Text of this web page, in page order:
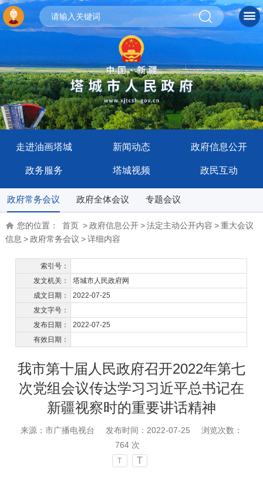
走进油画塔城 新闻动态 政府信息公开
政务服务 塔城视频 政民互动
政府常务会议 政府全体会议 专题会议
您的位置： 首页 >政府信息公开>法定主动公开内容 >重大会议
信息 >政府常务会议 >详细内容
索引号：
发文机关：
塔城市人民政府网
成文日期：
2022-07-25
发文字号：
发布日期：
2022-07-25
有效日期：
我市第十届人民政府召开2022年第七
次党组会议传达学习习近平总书记在
新疆视察时的重要讲话精神
来源：市广播电视台 发布时间：2022-07-25
浏览次数：
764次
T T